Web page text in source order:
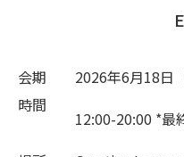
会期
2026年6月18日
時間
12:00-20:00 *最